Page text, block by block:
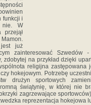
funkcji i
nie. W
przejął
już
zainteresować Szwedów
zdobytej na przykład dzięki
religijna zastępowana
hokejowym. Potrzebę
drużyn sportowych
świątynię, w której nie
zagrzewające
reprezentacja hokejowa